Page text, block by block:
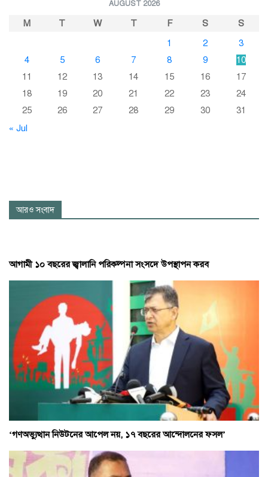
AUGUST 2026
M T W T F S
S
1
2
3
4
5 6 7 8 9
10
11
12 13 14 15 16
17
18
19 20 21 22 23
24
25
26 27 28 29 30
31
« Jul
আরও সংবাদ
আগামী ১০ বছরের জ্বালানি পরিকল্পনা সংসদে উপস্থাপন করব
‘গণঅভ্যুত্থান নিউটনের আপেল নয়, ১৭ বছরের আন্দোলনের ফসল’